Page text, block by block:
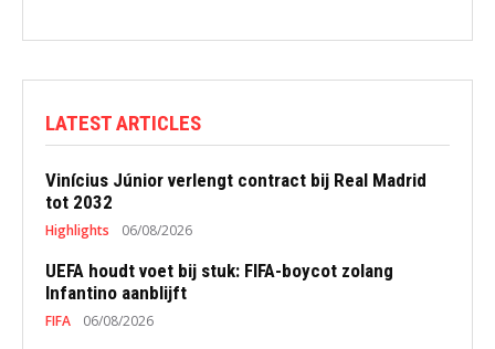
LATEST ARTICLES
Vinícius Júnior verlengt contract bij Real Madrid
tot 2032
Highlights 06/08/2026
UEFA houdt voet bij stuk: FIFA-boycot zolang
Infantino aanblijft
FIFA 06/08/2026